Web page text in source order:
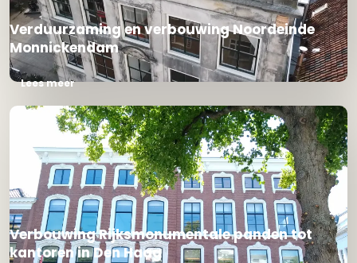
Verduurzaming en verbouwing Noordeinde
Monnickendam
Lees meer
Verbouwing Rijksmonumentale panden tot
kantoren in Den Haag